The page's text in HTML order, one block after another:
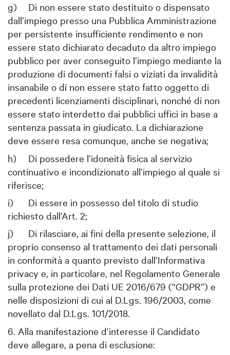
g)
Di non essere stato destituito o dispensato
dall’impiego presso una Pubblica Amministrazione
per persistente insufficiente rendimento e non
essere stato dichiarato decaduto da altro impiego
pubblico per aver conseguito l’impiego mediante la
produzione di documenti falsi o viziati da invalidità
insanabile o di non essere stato fatto oggetto di
precedenti licenziamenti disciplinari, nonché di non
essere stato interdetto dai pubblici uffici in base a
sentenza passata in giudicato. La dichiarazione
deve essere resa comunque, anche se negativa;
h)
Di possedere l’idoneità fisica al servizio
continuativo e incondizionato all’impiego al quale si
riferisce;
i)
Di essere in possesso del titolo di studio
richiesto dall’Art. 2;
j)
Di rilasciare, ai fini della presente selezione, il
proprio consenso al trattamento dei dati personali
in conformità a quanto previsto dall’Informativa
privacy e, in particolare, nel Regolamento Generale
sulla protezione dei Dati UE 2016/679 (“GDPR”) e
nelle disposizioni di cui al D.Lgs. 196/2003, come
novellato dal D.Lgs. 101/2018.
6. Alla manifestazione d’interesse il Candidato
deve allegare, a pena di esclusione: